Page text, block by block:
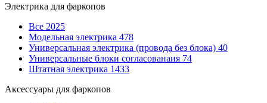
Электрика для фаркопов
Все 2025
Модельная электрика 478
Универсальная электрика (провода без блока) 40
Универсальные блоки согласованаия 74
Штатная электрика 1433
Аксессуары для фаркопов